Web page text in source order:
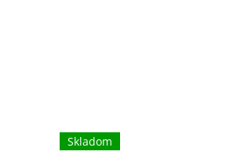
Skladom